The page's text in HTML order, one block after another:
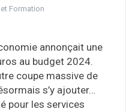
Formation
annonçait une
au budget 2024.
coupe massive de
s’y ajouter…
pour les services